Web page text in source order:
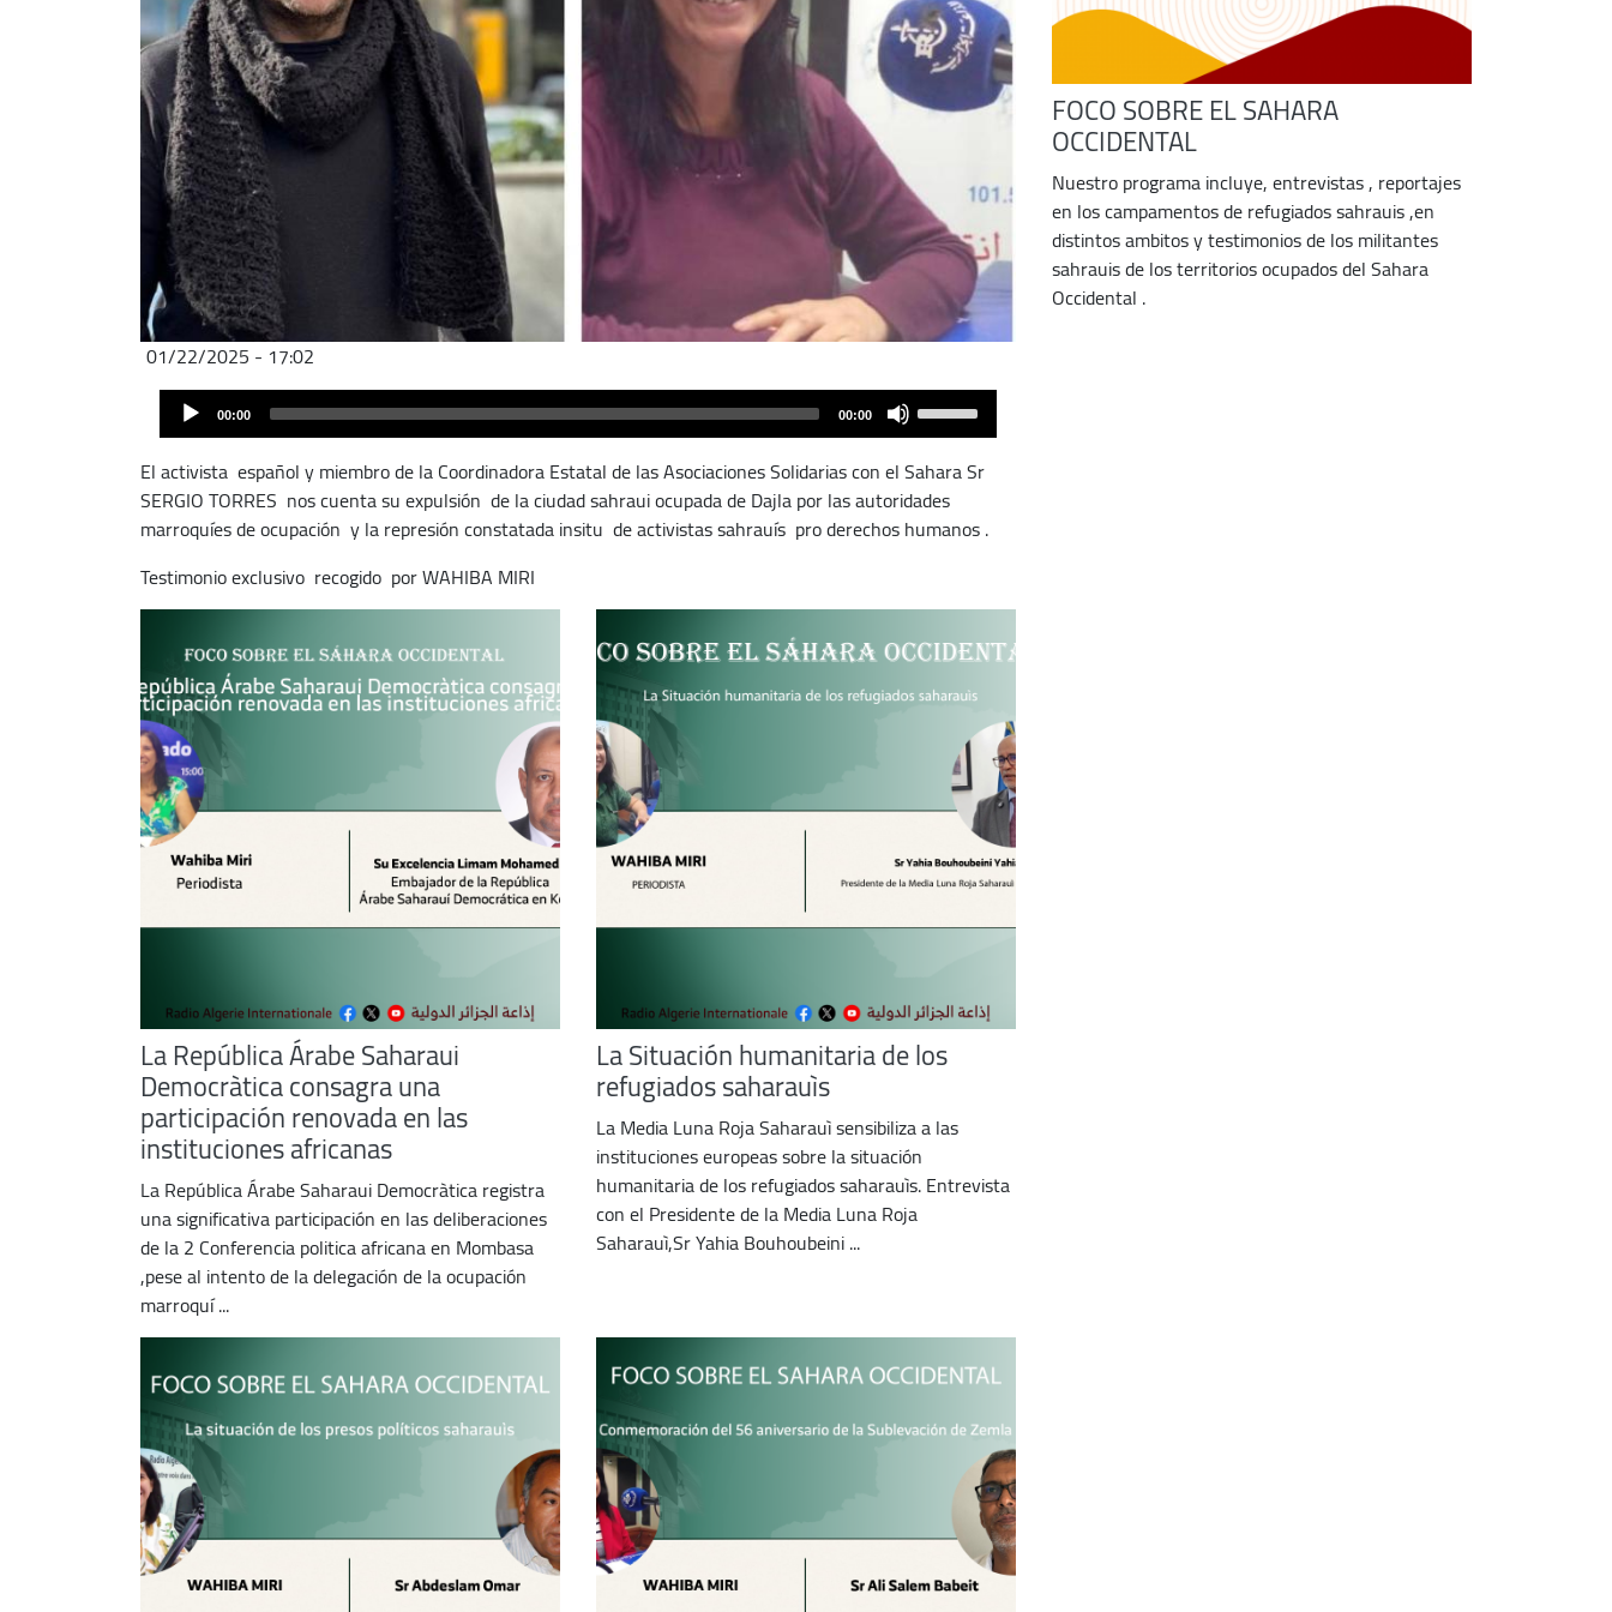
01/22/2025 - 17:02
AudioAudio
Player 00:00 00:00
El activista español y miembro de la Coordinadora Estatal de las Asociaciones Solidarias con el Sahara Sr
SERGIO TORRES nos cuenta su expulsión de la ciudad sahraui ocupada de Dajla por las autoridades
marroquíes de ocupación y la represión constatada insitu de activistas sahrauís pro derechos humanos .
Testimonio exclusivo recogido por WAHIBA MIRI
La República Árabe Saharaui
Democràtica consagra una
participación renovada en las
instituciones africanas
La República Árabe Saharaui Democràtica registra
una significativa participación en las deliberaciones
de la 2 Conferencia politica africana en Mombasa
,pese al intento de la delegación de la ocupación
marroquí ...
La Situación humanitaria de los
refugiados saharauìs
La Media Luna Roja Saharauì sensibiliza a las
instituciones europeas sobre la situación
humanitaria de los refugiados saharauìs. Entrevista
con el Presidente de la Media Luna Roja
Saharauì,Sr Yahia Bouhoubeini ...
FOCO SOBRE EL SAHARA
OCCIDENTAL
Nuestro programa incluye, entrevistas , reportajes
en los campamentos de refugiados sahrauis ,en
distintos ambitos y testimonios de los militantes
sahrauis de los territorios ocupados del Sahara
Occidental .